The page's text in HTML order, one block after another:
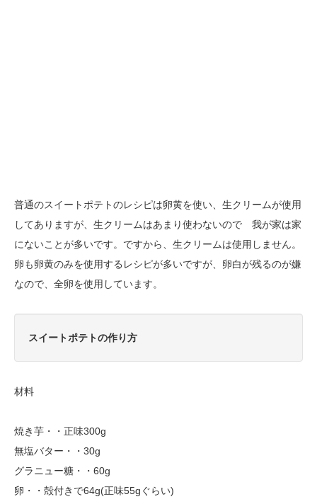
普通のスイートポテトのレシピは卵黄を使い、生クリームが使用
してありますが、生クリームはあまり使わないので 我が家は家
にないことが多いです。ですから、生クリームは使用しません。
卵も卵黄のみを使用するレシピが多いですが、卵白が残るのが嫌
なので、全卵を使用しています。
スイートポテトの作り方
材料
焼き芋・・正味300g
無塩バター・・30g
グラニュー糖・・60g
卵・・殻付きで64g(正味55gぐらい)